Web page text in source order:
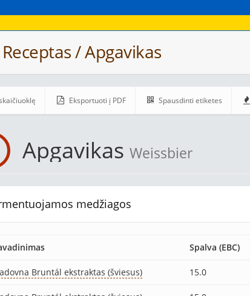
Receptas / Apgavikas
Eksportuoti į PDF Spausdinti etiketes
Apgavikas Weissbier
medžiagos
Spalva (EBC)
Bruntál ekstraktas (šviesus) 15.0